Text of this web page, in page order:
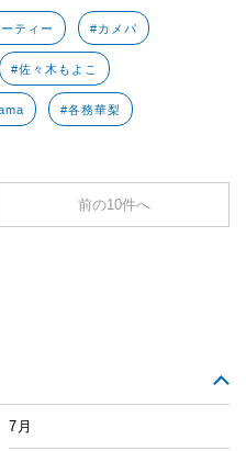
ティー #カメパ
#佐々木もよこ
#各務華梨
前の10件へ
7月